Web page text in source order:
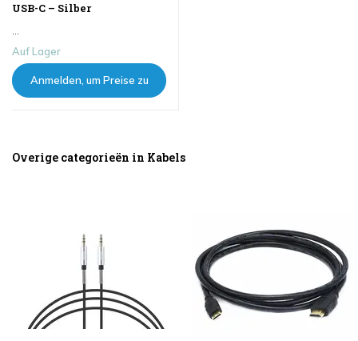
USB-C – Silber
Auf Lager
Anmelden, um Preise zu
Overige categorieën in Kabels